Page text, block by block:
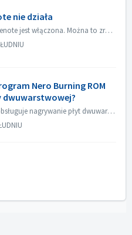
nie działa
1. Upewnij się, że usługa Gracenote jest włączona. Można to zrobić w menu „Plik->Opcje->Baza danych”, zaznaczając opcję „Włącz dostęp do internetowej ...
Nero Burning ROM
dwuwarstwowej?
1. Sprawdź, czy nagrywarka obsługuje nagrywanie płyt dwuwarstwowych. 2. Zmniejsz prędkość nagrywania: nagrywanie z dużą prędkością może spowodować niepowo...